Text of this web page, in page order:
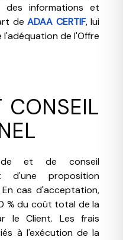
des informations et
de ADAA CERTIF, lui
de l'Offre
CONSEIL
et de conseil
d'une proposition
cas d'acceptation,
% du coût total de la
le Client. Les frais
à l'exécution de la